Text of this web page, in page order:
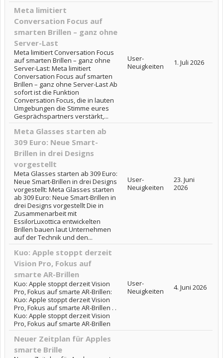
Meta limitiert
Conversation Focus auf
smarten Brillen – ganz ohne
Server-Last
Meta limitiert Conversation Focus
auf smarten Brillen – ganz ohne
Server-Last: Meta limitiert
Conversation Focus auf smarten
Brillen – ganz ohne Server-Last Ab
sofort ist die Funktion
Conversation Focus, die in lauten
Umgebungen die Stimme eures
Gesprächspartners verstärkt,...
User-
Neuigkeiten
1. Juli 2026
Meta Glasses starten ab
309 Euro: Neue Smart-
Brillen in drei Designs
vorgestellt
Meta Glasses starten ab 309 Euro:
Neue Smart-Brillen in drei Designs
vorgestellt: Meta Glasses starten
ab 309 Euro: Neue Smart-Brillen in
drei Designs vorgestellt Die in
Zusammenarbeit mit
EssilorLuxottica entwickelten
Brillen bauen laut Unternehmen
auf der Technik und den...
User-
Neuigkeiten
23. Juni
2026
Kuo: Apple stoppt derzeit
Vision Pro, Fokus auf
smarte AR-Brillen
Kuo: Apple stoppt derzeit Vision
Pro, Fokus auf smarte AR-Brillen:
Kuo: Apple stoppt derzeit Vision
Pro, Fokus auf smarte AR-Brillen . .
Kuo: Apple stoppt derzeit Vision
Pro, Fokus auf smarte AR-Brillen
User-
Neuigkeiten
4. Juni 2026
Neuer Zeitplan für Apples
smarte Brille